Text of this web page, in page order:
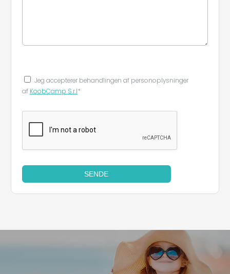
Jeg accepterer behandlingen af ​​personoplysninger
af KoobCamp S.r.l*
SENDE